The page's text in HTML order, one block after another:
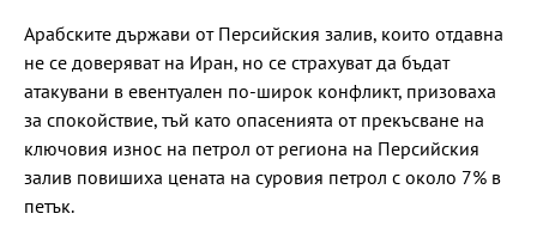
Арабските държави от Персийския залив, които отдавна
не се доверяват на Иран, но се страхуват да бъдат
атакувани в евентуален по-широк конфликт, призоваха
за спокойствие, тъй като опасенията от прекъсване на
ключовия износ на петрол от региона на Персийския
залив повишиха цената на суровия петрол с около 7% в
петък.